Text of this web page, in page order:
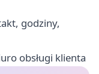
godziny,
obsługi klienta